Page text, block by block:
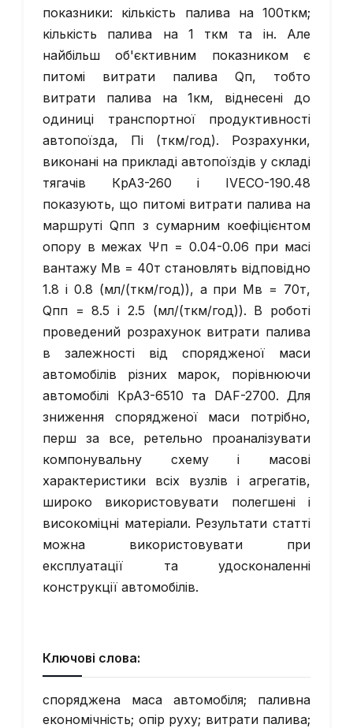
показники: кiлькiсть палива на 100ткм;
кiлькiсть палива на 1 ткм та iн. Але
найбiльш об'єктивним показником є
питомi витрати палива Qп, тобто
витрати палива на 1км, вiднесенi до
одиницi транспортної продуктивностi
автопоїзда, Пi (ткм/год). Розрахунки,
виконанi на прикладi автопоїздiв у складi
тягачiв КрАЗ-260 i IVECO-190.48
показують, що питомi витрати палива на
маршрутi Qпп з сумарним коефiцiєнтом
опору в межах Ψп = 0.04-0.06 при масi
вантажу Мв = 40т становлять вiдповiдно
1.8 i 0.8 (мл/(ткм/год)), а при Мв = 70т,
Qпп = 8.5 i 2.5 (мл/(ткм/год)). В роботі
проведений розрахунок витрати палива
в залежності від спорядженої маси
автомобілів різних марок, порівнюючи
автомобілі КрАЗ-6510 та DAF-2700. Для
зниження спорядженої маси потрібно,
перш за все, ретельно проаналізувати
компонувальну схему і масові
характеристики всіх вузлів і агрегатів,
широко використовувати полегшені і
високоміцні матеріали. Результати статті
можна використовувати при
експлуатації та удосконаленні
конструкції автомобілів.
Ключові слова:
споряджена маса автомобіля; паливна
економічність; опір руху; витрати палива;